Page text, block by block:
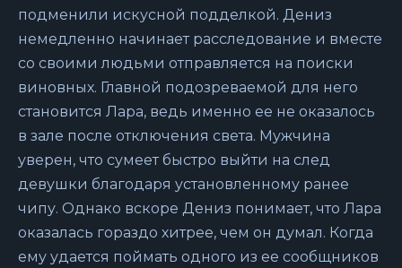
подменили искусной подделкой. Дениз
немедленно начинает расследование и вместе
со своими людьми отправляется на поиски
виновных. Главной подозреваемой для него
становится Лара, ведь именно ее не оказалось
в зале после отключения света. Мужчина
уверен, что сумеет быстро выйти на след
девушки благодаря установленному ранее
чипу. Однако вскоре Дениз понимает, что Лара
оказалась гораздо хитрее, чем он думал. Когда
ему удается поймать одного из ее сообщников